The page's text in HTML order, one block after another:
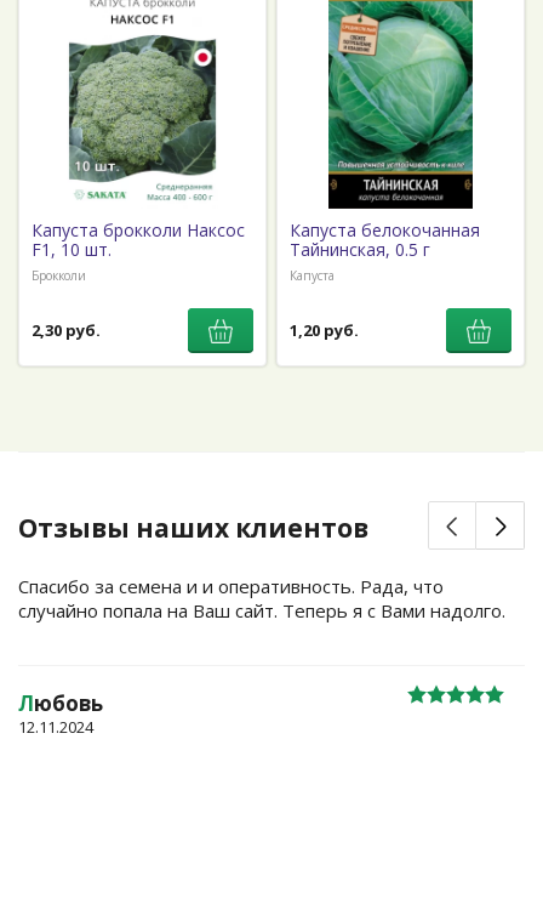
Капуста брокколи Наксос
F1, 10 шт.
Брокколи
2,30 руб.
Капуста белокочанная
Тайнинская, 0.5 г
Капуста
1,20 руб.
Отзывы наших клиентов
Спасибо за семена и и оперативность. Рада, что
случайно попала на Ваш сайт. Теперь я с Вами надолго.
Любовь
12.11.2024